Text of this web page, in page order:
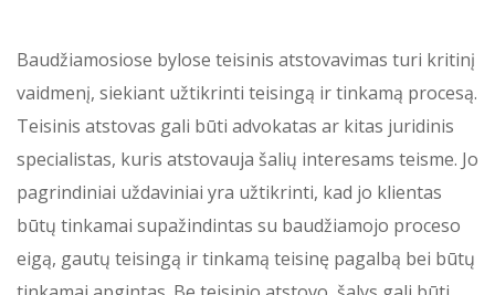
Baudžiamosiose bylose teisinis atstovavimas turi kritinį
vaidmenį, siekiant užtikrinti teisingą ir tinkamą procesą.
Teisinis atstovas gali būti advokatas ar kitas juridinis
specialistas, kuris atstovauja šalių interesams teisme. Jo
pagrindiniai uždaviniai yra užtikrinti, kad jo klientas
būtų tinkamai supažindintas su baudžiamojo proceso
eigą, gautų teisingą ir tinkamą teisinę pagalbą bei būtų